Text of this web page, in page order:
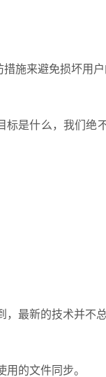
施来避免损坏用户
是什么，我们绝
最新的技术并不
用的文件同步。